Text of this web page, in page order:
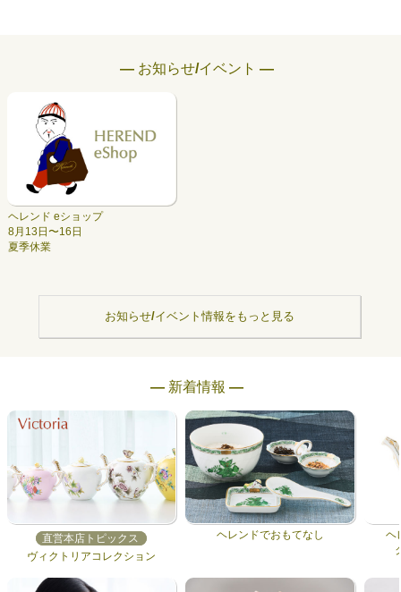
― お知らせ/イベント ―
ヘレンド eショップ
8月13日〜16日
夏季休業
お知らせ/イベント情報をもっと見る
― 新着情報 ―
直営本店トピックス
ヴィクトリアコレクション
ヘレンドでおもてなし
ヘ